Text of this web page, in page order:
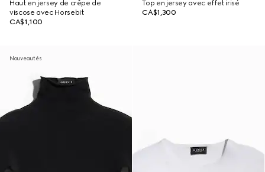
Haut en jersey de crêpe de
viscose avec Horsebit
CA$1,100
Top en jersey avec effet irisé
CA$1,300
Nouveautés